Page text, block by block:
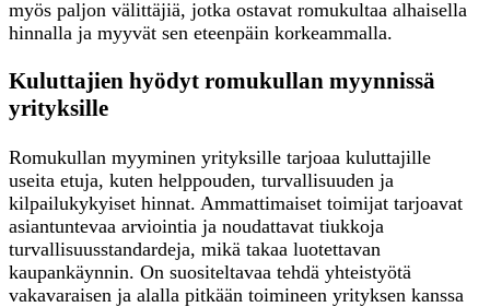
myös paljon välittäjiä, jotka ostavat romukultaa alhaisella
hinnalla ja myyvät sen eteenpäin korkeammalla.
Kuluttajien hyödyt romukullan myynnissä
yrityksille
Romukullan myyminen yrityksille tarjoaa kuluttajille
useita etuja, kuten helppouden, turvallisuuden ja
kilpailukykyiset hinnat. Ammattimaiset toimijat tarjoavat
asiantuntevaa arviointia ja noudattavat tiukkoja
turvallisuusstandardeja, mikä takaa luotettavan
kaupankäynnin. On suositeltavaa tehdä yhteistyötä
vakavaraisen ja alalla pitkään toimineen yrityksen kanssa